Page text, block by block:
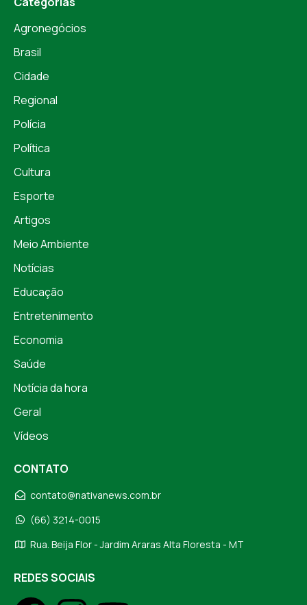
Agronegócios
Brasil
Cidade
Regional
Polícia
Política
Cultura
Esporte
Artigos
Meio Ambiente
Notícias
Educação
Entretenimento
Economia
Saúde
Notícia da hora
Geral
Vídeos
CONTATO
contato@nativanews.com.br
(66) 3214-0015
Rua. Beija Flor - Jardim Araras Alta Floresta - MT
REDES SOCIAIS